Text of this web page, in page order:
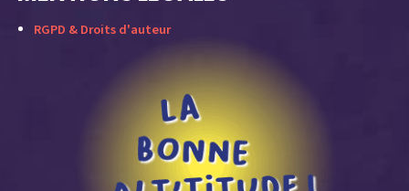
RGPD & Droits d'auteur